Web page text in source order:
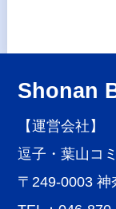
Shonan
【運営会社】
逗子・葉山コ
〒249-0003